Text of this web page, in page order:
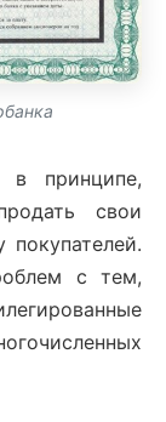
в принципе,
свои
с тем,